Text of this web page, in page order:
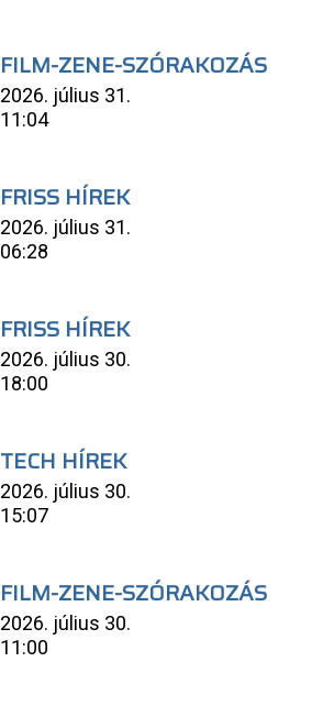
FILM-ZENE-SZÓRAKOZÁS
2026. július 31.
11:04
FRISS HÍREK
2026. július 31.
06:28
FRISS HÍREK
2026. július 30.
18:00
TECH HÍREK
2026. július 30.
15:07
FILM-ZENE-SZÓRAKOZÁS
2026. július 30.
11:00